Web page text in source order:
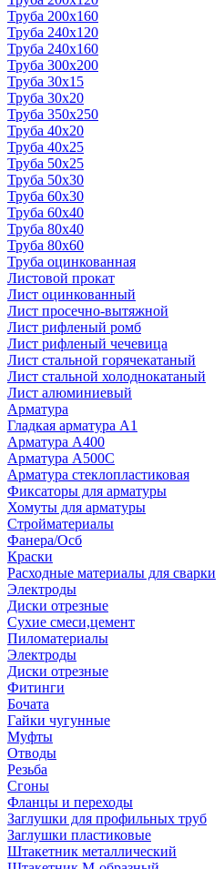
Труба 200x160
Труба 240x120
Труба 240x160
Труба 300x200
Труба 30x15
Труба 30x20
Труба 350x250
Труба 40x20
Труба 40x25
Труба 50x25
Труба 50x30
Труба 60x30
Труба 60x40
Труба 80x40
Труба 80x60
Труба оцинкованная
Листовой прокат
Лист оцинкованный
Лист просечно-вытяжной
Лист рифленый ромб
Лист рифленый чечевица
Лист стальной горячекатаный
Лист стальной холоднокатаный
Лист алюминиевый
Арматура
Гладкая арматура А1
Арматура А400
Арматура A500C
Арматура стеклопластиковая
Фиксаторы для арматуры
Хомуты для арматуры
Стройматериалы
Фанера/Осб
Краски
Расходные материалы для сварки
Электроды
Диски отрезные
Сухие смеси,цемент
Пиломатериалы
Электроды
Диски отрезные
Фитинги
Бочата
Гайки чугунные
Муфты
Отводы
Резьба
Сгоны
Фланцы и переходы
Заглушки для профильных труб
Заглушки пластиковые
Штакетник металлический